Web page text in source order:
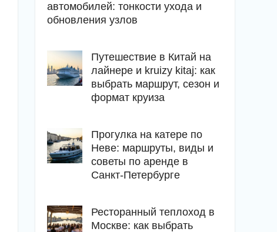
автомобилей: тонкости ухода и
обновления узлов
Путешествие в Китай на
лайнере и kruizy kitaj: как
выбрать маршрут, сезон и
формат круиза
Прогулка на катере по
Неве: маршруты, виды и
советы по аренде в
Санкт-Петербурге
Ресторанный теплоход в
Москве: как выбрать